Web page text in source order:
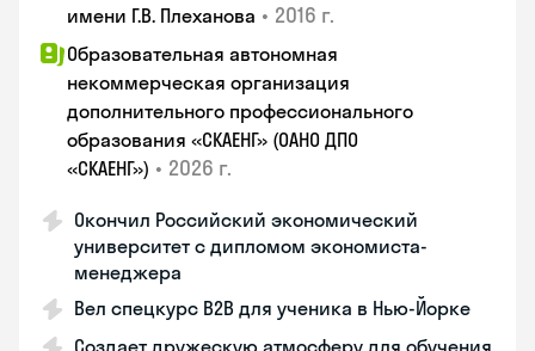
имени Г.В. Плеханова • 2016 г.
Образовательная автономная
некоммерческая организация
дополнительного профессионального
образования «СКАЕНГ» (ОАНО ДПО
«СКАЕНГ») • 2026 г.
Окончил Российский экономический
университет с дипломом экономиста-
менеджера
Вел спецкурс B2B для ученика в Нью-Йорке
Создает дружескую атмосферу для обучения